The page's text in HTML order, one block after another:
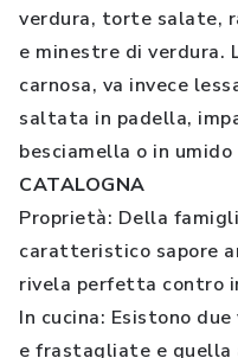
verdura, torte salate,
e minestre di verdura.
carnosa, va invece
saltata in padella,
besciamella o in
CATALOGNA
Proprietà: Della
caratteristico sapore
rivela perfetta contro
In cucina: Esistono
e frastagliate e quella